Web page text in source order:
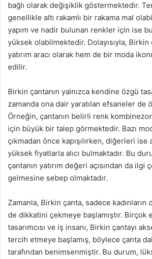
bağlı olarak değişiklik göstermektedir.
genellikle altı rakamlı bir rakama mal
yapım ve nadir bulunan renkler için ise
yüksek olabilmektedir. Dolayısıyla,
yatırım aracı olarak hem de bir moda
edilir.
Birkin çantanın yalnızca kendine özgü
zamanda ona dair yaratılan efsaneler de
Örneğin, çantanın belirli renk
için büyük bir talep görmektedir. Bazı
çıkmadan önce kapışılırken, diğerleri ise
yüksek fiyatlarla alıcı bulmaktadır. Bu
çantanın yatırım değeri açısından da ilgi
gelmesine sebep olmaktadır.
Zamanla, Birkin çanta, sadece
de dikkatini çekmeye başlamıştır. Birçok
tasarımcısı ve iş insanı, Birkin çantayı
tercih etmeye başlamış, böylece çanta
tarafından benimsenmiştir. Bu durum,